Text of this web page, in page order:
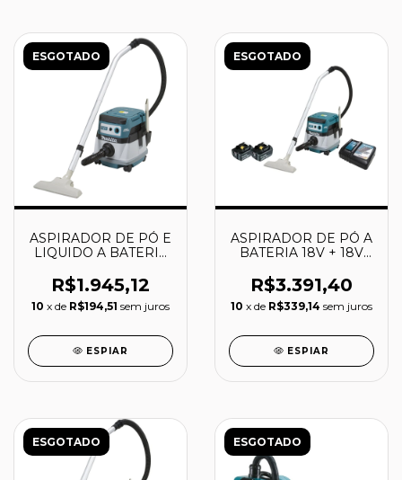
ESGOTADO
ASPIRADOR DE PÓ E
LIQUIDO A BATERIA
MAKITA
R$1.945,12
10 x de R$194,51 sem juros
ESPIAR
ESGOTADO
ASPIRADOR DE PÓ A
BATERIA 18V + 18V
MAKITA
R$3.391,40
10 x de R$339,14 sem juros
ESPIAR
ESGOTADO ESGOTADO